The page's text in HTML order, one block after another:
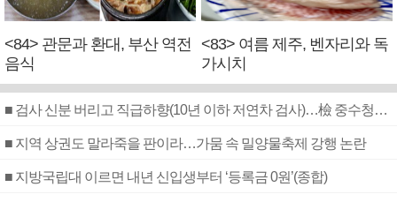
<84> 관문과 환대, 부산 역전
음식
<83> 여름 제주, 벤자리와 독
가시치
■ 검사 신분 버리고 직급하향(10년 이하 저연차 검사)…檢 중수청행 기피
■ 지역 상권도 말라죽을 판이라…가뭄 속 밀양물축제 강행 논란
■ 지방국립대 이르면 내년 신입생부터 ‘등록금 0원’(종합)